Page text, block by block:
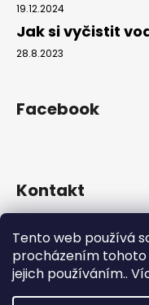
Tento web používá
procházením tohoto
jejich používáním..
19.12.2024
Jak si vyčistit
28.8.2023
Facebook
Kontakt
+420 739 522 572
hookah_gang.cz/